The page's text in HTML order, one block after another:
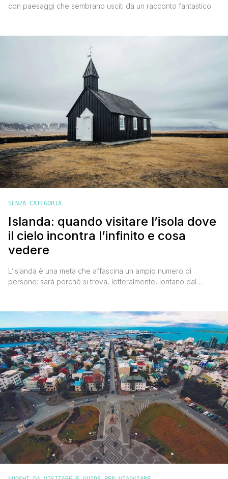
con paesaggi che sembrano usciti da un racconto fantastico e
chiunque la visiti. Che tu sia alla ricerca di panorami
mozzafiato, esperienze culturali o semplicemente momenti di
SENZA CATEGORIA
Islanda: quando visitare l’isola dove
il cielo incontra l’infinito e cosa
vedere
L’Islanda è una meta che affascina un ampio numero di
persone: sarà perché si trova, letteralmente, lontano dal
nella cultura e persino nella musica: basta ascoltare la voce
della sua cantautrice forse più iconica e [']